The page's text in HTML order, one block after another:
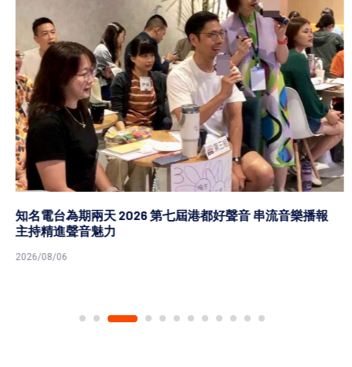
知名電台為期兩天 2026 第七屆港都好聲音 串流音樂播報
主持精進聲音魅力
2026/08/06